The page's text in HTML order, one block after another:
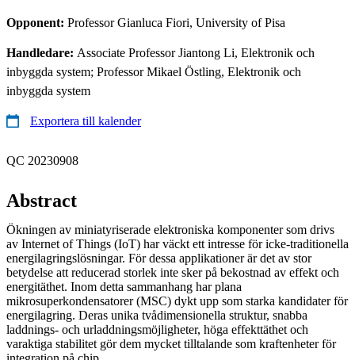
Opponent: Professor Gianluca Fiori, University of Pisa
Handledare: Associate Professor Jiantong Li, Elektronik och
inbyggda system; Professor Mikael Östling, Elektronik och
inbyggda system
Exportera till kalender
QC 20230908
Abstract
Ökningen av miniatyriserade elektroniska komponenter som drivs
av Internet of Things (IoT) har väckt ett intresse för icke-traditionella
energilagringslösningar. För dessa applikationer är det av stor
betydelse att reducerad storlek inte sker på bekostnad av effekt och
energitäthet. Inom detta sammanhang har plana
mikrosuperkondensatorer (MSC) dykt upp som starka kandidater för
energilagring. Deras unika tvådimensionella struktur, snabba
laddnings- och urladdningsmöjligheter, höga effekttäthet och
varaktiga stabilitet gör dem mycket tilltalande som kraftenheter för